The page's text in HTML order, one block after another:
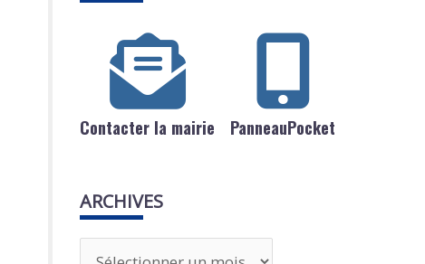
Contacter la mairie PanneauPocket
ARCHIVES